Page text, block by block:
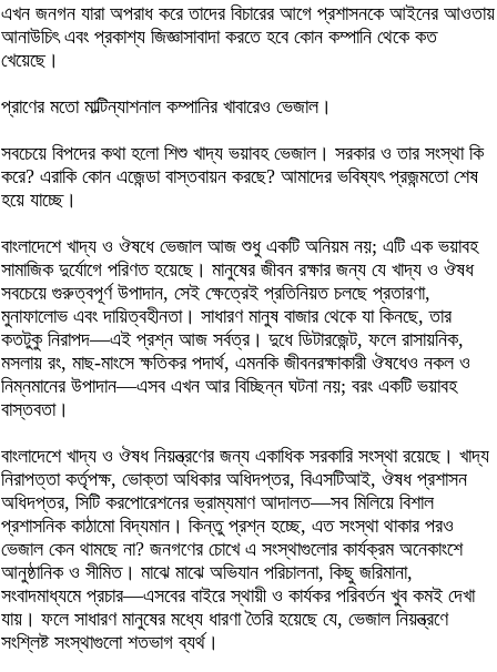
এখন জনগন যারা অপরাধ করে তাদের বিচারের আগে প্রশাসনকে আইনের আওতায়
আনাউচিৎ এবং প্রকাশ্য জিজ্ঞাসাবাদা করতে হবে কোন কম্পানি থেকে কত
খেয়েছে।
প্রাণের মতো মাল্টিন্যাশনাল কম্পানির খাবারেও ভেজাল।
সবচেয়ে বিপদের কথা হলো শিশু খাদ্য ভয়াবহ ভেজাল। সরকার ও তার সংস্থা কি
করে? এরাকি কোন এজেন্ডা বাস্তবায়ন করছে? আমাদের ভবিষ্যৎ প্রজন্মতো শেষ
হয়ে যাচ্ছে।
বাংলাদেশে খাদ্য ও ঔষধে ভেজাল আজ শুধু একটি অনিয়ম নয়; এটি এক ভয়াবহ
সামাজিক দুর্যোগে পরিণত হয়েছে। মানুষের জীবন রক্ষার জন্য যে খাদ্য ও ঔষধ
সবচেয়ে গুরুত্বপূর্ণ উপাদান, সেই ক্ষেত্রেই প্রতিনিয়ত চলছে প্রতারণা,
মুনাফালোভ এবং দায়িত্বহীনতা। সাধারণ মানুষ বাজার থেকে যা কিনছে, তার
কতটুকু নিরাপদ—এই প্রশ্ন আজ সর্বত্র। দুধে ডিটারজেন্ট, ফলে রাসায়নিক,
মসলায় রং, মাছ-মাংসে ক্ষতিকর পদার্থ, এমনকি জীবনরক্ষাকারী ঔষধেও নকল ও
নিম্নমানের উপাদান—এসব এখন আর বিচ্ছিন্ন ঘটনা নয়; বরং একটি ভয়াবহ
বাস্তবতা।
বাংলাদেশে খাদ্য ও ঔষধ নিয়ন্ত্রণের জন্য একাধিক সরকারি সংস্থা রয়েছে। খাদ্য
নিরাপত্তা কর্তৃপক্ষ, ভোক্তা অধিকার অধিদপ্তর, বিএসটিআই, ঔষধ প্রশাসন
অধিদপ্তর, সিটি করপোরেশনের ভ্রাম্যমাণ আদালত—সব মিলিয়ে বিশাল
প্রশাসনিক কাঠামো বিদ্যমান। কিন্তু প্রশ্ন হচ্ছে, এত সংস্থা থাকার পরও
ভেজাল কেন থামছে না? জনগণের চোখে এ সংস্থাগুলোর কার্যক্রম অনেকাংশে
আনুষ্ঠানিক ও সীমিত। মাঝে মাঝে অভিযান পরিচালনা, কিছু জরিমানা,
সংবাদমাধ্যমে প্রচার—এসবের বাইরে স্থায়ী ও কার্যকর পরিবর্তন খুব কমই দেখা
যায়। ফলে সাধারণ মানুষের মধ্যে ধারণা তৈরি হয়েছে যে, ভেজাল নিয়ন্ত্রণে
সংশ্লিষ্ট সংস্থাগুলো শতভাগ ব্যর্থ।